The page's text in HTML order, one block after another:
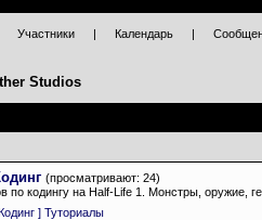
Участники | Календарь |
Studios
(просматривают: 24)
по кодингу на Half-Life 1. Монстры, оружие,
] Туториалы